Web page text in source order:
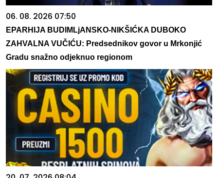
06. 08. 2026 07:50
EPARHIJA BUDIMLjANSKO-NIKŠIĆKA DUBOKO
ZAHVALNA VUČIĆU: Predsednikov govor u Mrkonjić
Gradu snažno odjeknuo regionom